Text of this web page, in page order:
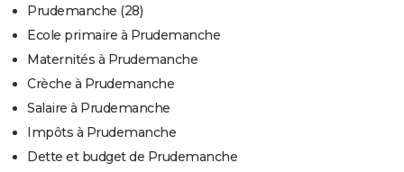
Prudemanche (28)
Ecole primaire à Prudemanche
Maternités à Prudemanche
Crèche à Prudemanche
Salaire à Prudemanche
Impôts à Prudemanche
Dette et budget de Prudemanche